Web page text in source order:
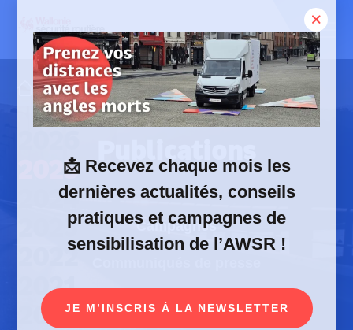
content
Publications Campagnes
Campagnes
Brochures & dépliants
2025
2024
2023
2022
2021
2020
📩 Recevez chaque mois les
dernières actualités, conseils
pratiques et campagnes de
sensibilisation de l’AWSR !
JE M’INSCRIS À LA NEWSLETTER